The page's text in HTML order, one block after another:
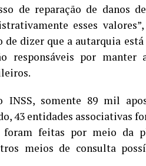
de reparação de danos
esses
de dizer que a autarquia
responsáveis por
INSS, somente 89 mil
43 entidades associativas
foram feitas por meio da
meios de consulta